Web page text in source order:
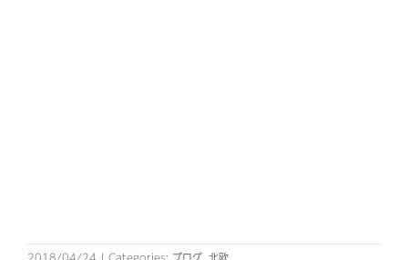
2018/04/24 | Categories: ブログ 北欧